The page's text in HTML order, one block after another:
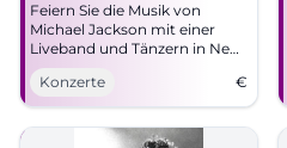
Feiern Sie die Musik von
Michael Jackson mit einer
Liveband und Tänzern in Neu-
Ulm. Erleben Sie die größte
Show des King of Pop.
Konzerte €